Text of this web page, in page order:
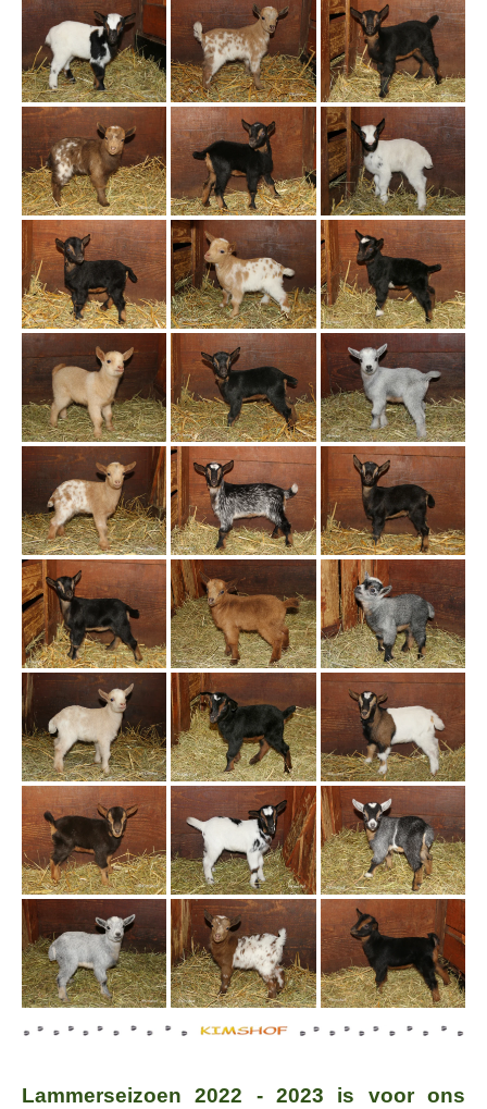
Lammerseizoen 2022 - 2023 is voor ons